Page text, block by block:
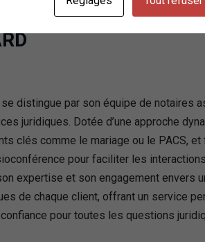
distingue par son équipe de notaires
juridiques. Dotée d’une approche
clés comme le mariage ou le PACS,
pour faciliter les
expertise et son engagement envers
de chaque client, offrant un service
pour toutes les questions